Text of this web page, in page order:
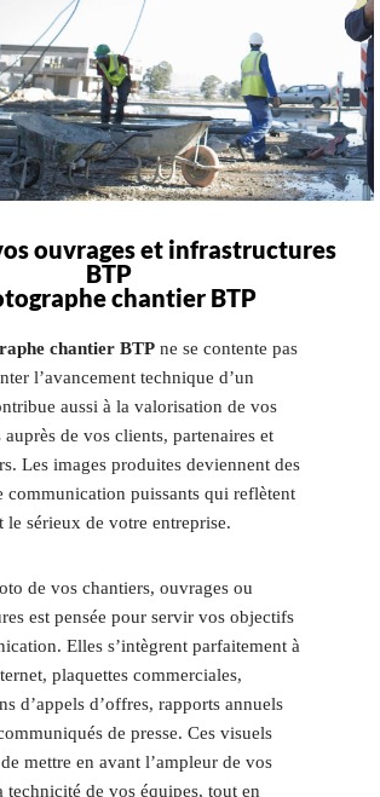
ouvrages et infrastructures
BTP
chantier BTP
chantier BTP ne se contente pas
l’avancement technique d’un
aussi à la valorisation de vos
auprès de vos clients, partenaires et
Les images produites deviennent des
communication puissants qui reflètent
le sérieux de votre entreprise.
de vos chantiers, ouvrages ou
est pensée pour servir vos objectifs
Elles s’intègrent parfaitement à
plaquettes commerciales,
d’appels d’offres, rapports annuels
de presse. Ces visuels
mettre en avant l’ampleur de vos
technicité de vos équipes, tout en